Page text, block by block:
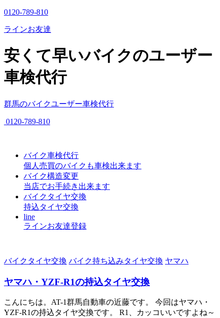
0120-789-810
ラインお友達
安くて早いバイクのユーザー
車検代行
群馬のバイクユーザー車検代行
0120-789-810
バイク車検代行
個人売買のバイクも車検出来ます
バイク構造変更
当店でお手続き出来ます
バイクタイヤ交換
持込タイヤ交換
line
ラインお友達登録
バイクタイヤ交換 バイク持ち込みタイヤ交換 ヤマハ
ヤマハ・YZF-R1の持込タイヤ交換
こんにちは。AT-1群馬自動車の近藤です。 今回はヤマハ・
YZF-R1の持込タイヤ交換です。 R1、カッコいいですよね～